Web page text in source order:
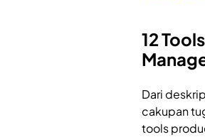
12
Dari
cakupan
tools